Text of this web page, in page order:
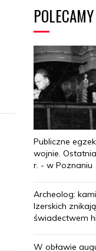
POLECAMY
Publiczne
wojnie.
r. - w Poznaniu
Archeolog:
Izerskich
świadectwem
W obławie